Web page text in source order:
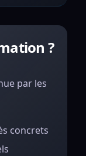
?
par les
concrets